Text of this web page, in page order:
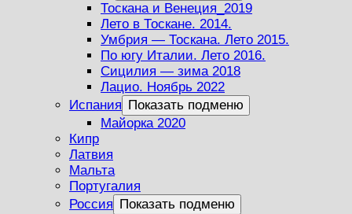
Тоскана и Венеция_2019
Лето в Тоскане. 2014.
Умбрия — Тоскана. Лето 2015.
По югу Италии. Лето 2016.
Сицилия — зима 2018
Лацио. Ноябрь 2022
Испания Показать подменю
Майорка 2020
Кипр
Латвия
Мальта
Португалия
Россия Показать подменю